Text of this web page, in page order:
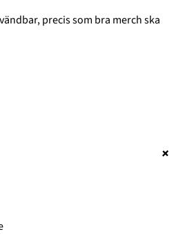
precis som bra merch ska
+